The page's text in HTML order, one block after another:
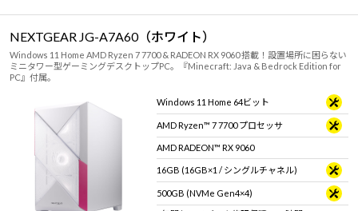
NEXTGEAR JG-A7A60（ホワイト）
Windows 11 Home AMD Ryzen 7 7700 & RADEON RX 9060 搭載！設置場所に困らない
ミニタワー型ゲーミングデスクトップPC。『Minecraft: Java & Bedrock Edition for
PC』付属。
Windows 11 Home 64ビット
AMD Ryzen™ 7 7700 プロセッサ
AMD RADEON™ RX 9060
16GB (16GB×1 / シングルチャネル)
500GB (NVMe Gen4×4)